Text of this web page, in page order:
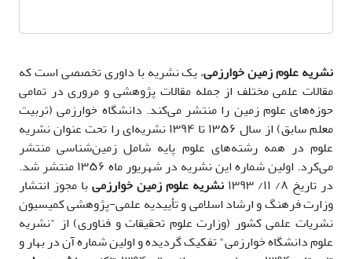
نشریه علوم زمین خوارزمی، یک نشریه با داوری تخصصی است که
مقالات علمی مختلف از جمله مقالات پژوهشی و مروری در تمامی
حوزه‌های علوم زمین را منتشر می‌کند. دانشگاه خوارزمی (تربیت
معلم سابق) از سال ۱۳۵۶ تا ۱۳۹۴ نشریه‌ای را تحت عنوان نشریه
علوم در همه رشته‌های علوم پایه شامل زمین‌شناسی منتشر
می‌کرد.
اولین شماره این نشریه در شهریور ماه ۱۳۵۶ منتشر شد.
در تاریخ ۸/ ۱۱/ ۱۳۹۳
نشریه علوم زمین خوارزمیبا مجوز انتشار
وزارت فرهنگ و ارشاد اسلامی و تأییدیه علمی-پژوهشی کمیسیون
نشریات علمی کشور (وزارت علوم تحقیقات و فناوری) از "نشریه
علوم دانشگاه خوارزمی" تفکیک گردیده و اولین شماره آن در بهار و